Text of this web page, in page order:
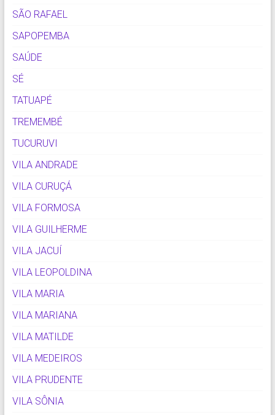
SÃO RAFAEL
SAPOPEMBA
SAÚDE
SÉ
TATUAPÉ
TREMEMBÉ
TUCURUVI
VILA ANDRADE
VILA CURUÇÁ
VILA FORMOSA
VILA GUILHERME
VILA JACUÍ
VILA LEOPOLDINA
VILA MARIA
VILA MARIANA
VILA MATILDE
VILA MEDEIROS
VILA PRUDENTE
VILA SÔNIA